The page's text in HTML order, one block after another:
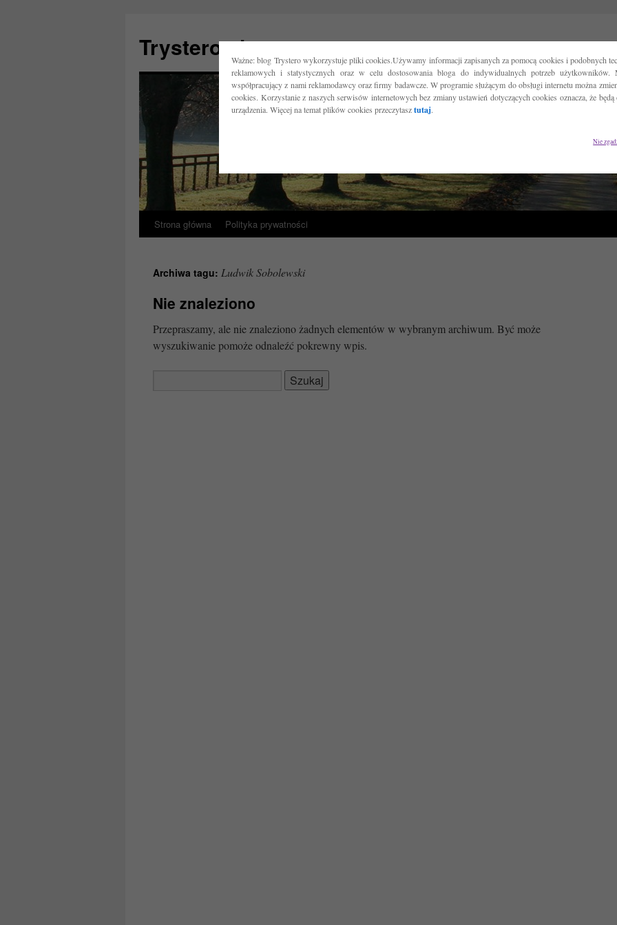
Ważne: blog Trystero wykorzystuje pliki cookies.Używamy informacji zapisanych za pomocą cookies i podobnych
reklamowych i statystycznych oraz w celu dostosowania bloga do indywidualnych potrzeb użytkowników.
współpracujący z nami reklamodawcy oraz firmy badawcze. W programie służącym do obsługi internetu można
cookies. Korzystanie z naszych serwisów internetowych bez zmiany ustawień dotyczących cookies oznacza, że będą
urządzenia. Więcej na temat plików cookies przeczytasztutaj.
Nie
Trystero.pl
Przejdź
treści
Strona główna Polityka prywatności
Archiwa tagu: Ludwik Sobolewski
Nie znaleziono
Przepraszamy, ale nie znaleziono żadnych elementów w wybranym archiwum. Być może
wyszukiwanie pomoże odnaleźć pokrewny wpis.